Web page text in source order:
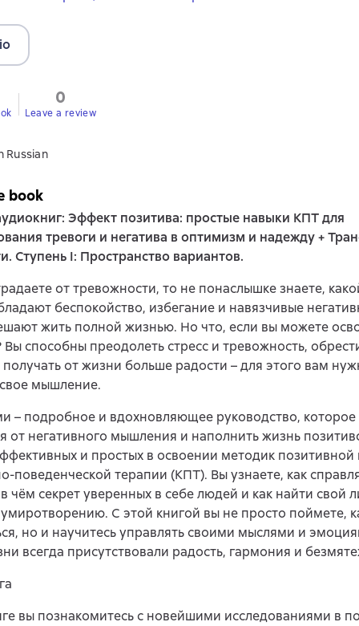
0
Leave a review
Russian
book
Эффект позитива: простые навыки КПТ для
тревоги и негатива в оптимизм и надежду +
Ступень I: Пространство вариантов.
от тревожности, то не понаслышке знаете,
беспокойство, избегание и навязчивые
жить полной жизнью. Но что, если вы можете
Вы способны преодолеть стресс и тревожность,
получать от жизни больше радости – для этого вам
мышление.
– подробное и вдохновляющее руководство,
от негативного мышления и наполнить жизнь
и простых в освоении методик позитивной
поведенческой терапии (КПТ). Вы узнаете, как
чём секрет уверенных в себе людей и как найти свой
С этой книгой вы не просто поймете,
но и научитесь управлять своими мыслями и
всегда присутствовали радость, гармония и
вы познакомитесь с новейшими исследованиями в